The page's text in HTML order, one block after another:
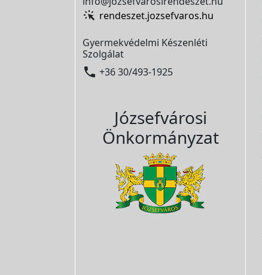
rendeszet.jozsefvaros.hu
Gyermekvédelmi Készenléti
Szolgálat
 +36 30/493-1925
Józsefvárosi
Önkormányzat